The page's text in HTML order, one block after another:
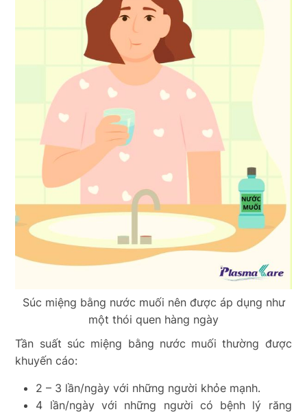
Súc miệng bằng nước muối nên được áp dụng như
một thói quen hàng ngày
Tần suất súc miệng bằng nước muối thường được
khuyến cáo:
2 – 3 lần/ngày với những người khỏe mạnh.
4 lần/ngày với những người có bệnh lý răng